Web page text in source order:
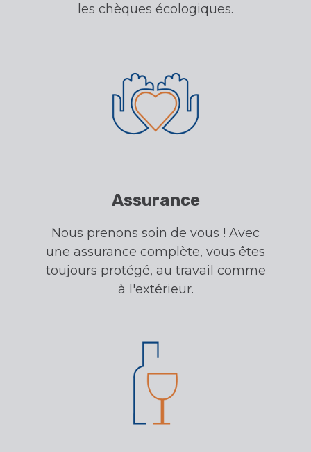
les chèques écologiques.
Assurance
Nous prenons soin de vous ! Avec
une assurance complète, vous êtes
toujours protégé, au travail comme
à l'extérieur.